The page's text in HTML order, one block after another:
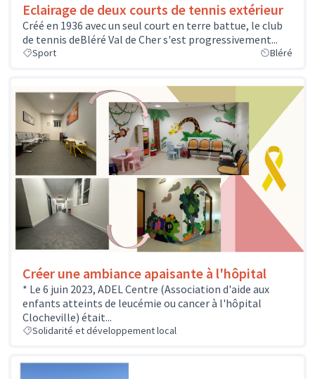
Eclairage de deux courts de tennis extérieur
Créé en 1936 avec un seul court en terre battue, le club
de tennis deBléré Val de Cher s'est progressivement...
Sport Bléré
Créer une ambiance apaisante à l'hôpital
* Le 6 juin 2023, ADEL Centre (Association d'aide aux
enfants atteints de leucémie ou cancer à l'hôpital
Clocheville) était...
Solidarité et développement local